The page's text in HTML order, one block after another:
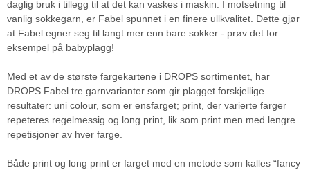
daglig bruk i tillegg til at det kan vaskes i maskin. I motsetning til
vanlig sokkegarn, er Fabel spunnet i en finere ullkvalitet. Dette gjør
at Fabel egner seg til langt mer enn bare sokker - prøv det for
eksempel på babyplagg!
Med et av de største fargekartene i DROPS sortimentet, har
DROPS Fabel tre garnvarianter som gir plagget forskjellige
resultater: uni colour, som er ensfarget; print, der varierte farger
repeteres regelmessig og long print, lik som print men med lengre
repetisjoner av hver farge.
Både print og long print er farget med en metode som kalles “fancy